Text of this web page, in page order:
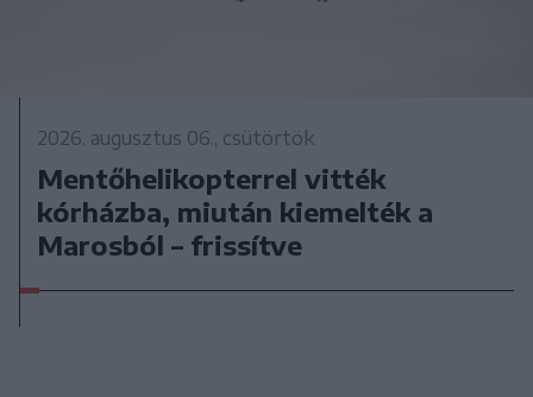
2026. augusztus 06., csütörtök
Mentőhelikopterrel vitték
kórházba, miután kiemelték a
Marosból – frissítve